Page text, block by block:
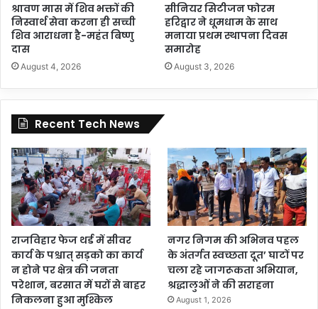
श्रावण मास में शिव भक्तों की
निस्वार्थ सेवा करना ही सच्ची
शिव आराधना है-महंत बिष्णु
दास
August 4, 2026
सीनियर सिटीजन फोरम
हरिद्वार ने धूमधाम के साथ
मनाया प्रथम स्थापना दिवस
समारोह
August 3, 2026
Recent Tech News
राजविहार फेज थर्ड में सीवर
कार्य के पश्चात् सड़को का कार्य
न होने पर क्षेत्र की जनता
परेशान, बरसात में घरों से बाहर
निकलना हुआ मुश्किल
नगर निगम की अभिनव पहल
के अंतर्गत स्वच्छता दूत’ घाटों पर
चला रहे जागरूकता अभियान,
श्रद्धालुओं ने की सराहना
August 1, 2026